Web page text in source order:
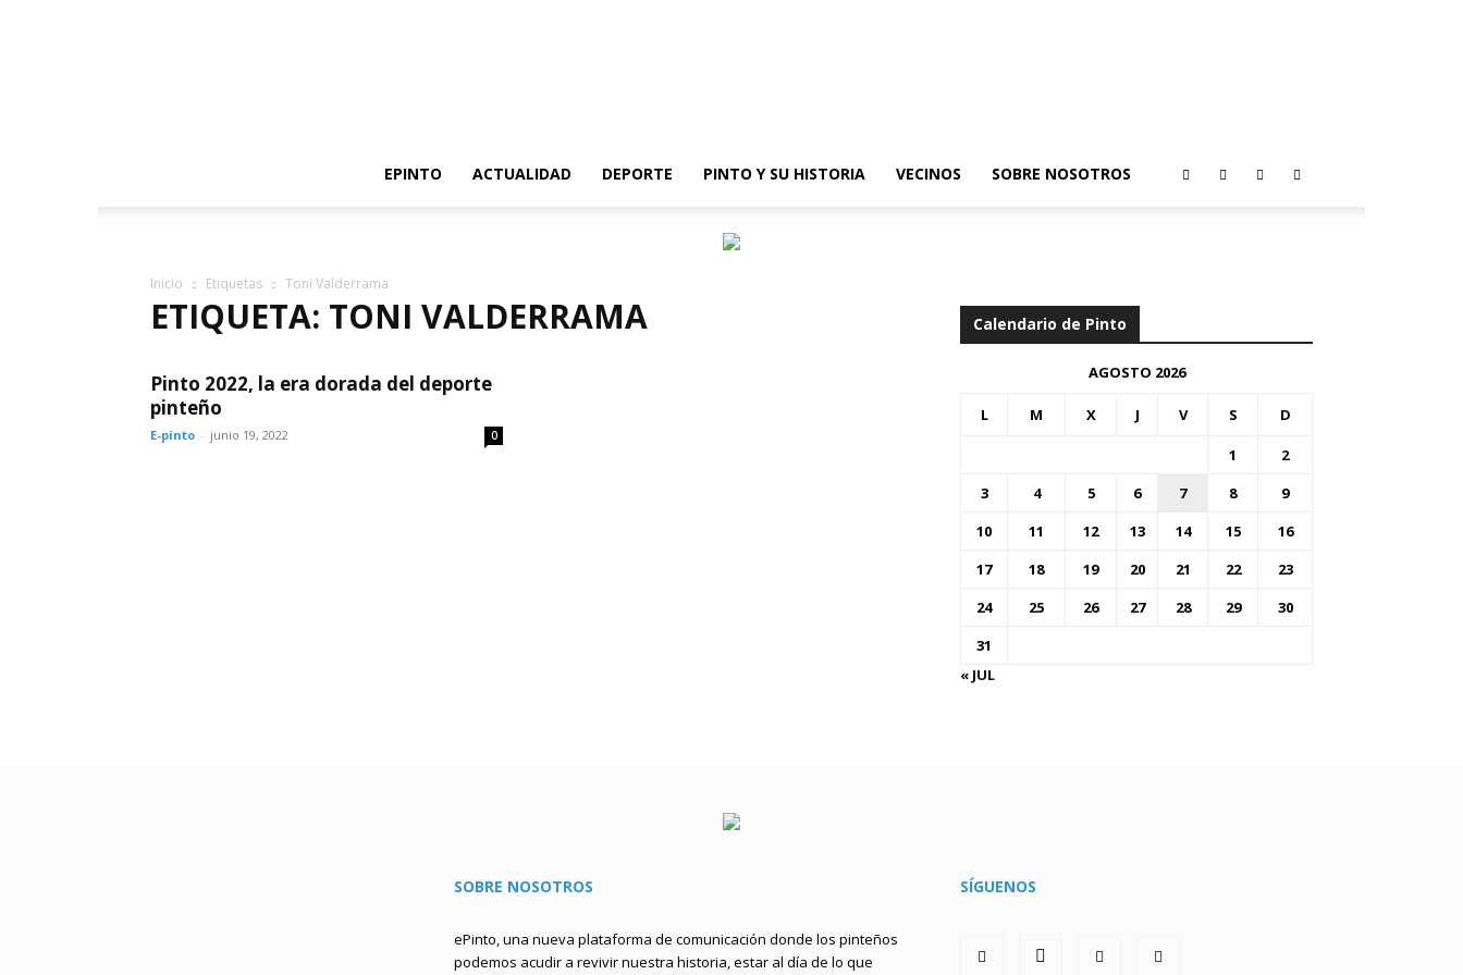
EPINTO
ACTUALIDAD DEPORTE PINTO Y SU HISTORIA VECINOS SOBRE NOSOTROS
Inicio Etiquetas Toni Valderrama
ETIQUETA: TONI VALDERRAMA
Pinto 2022, la era dorada del deporte
pinteño
E-pinto - junio 19, 2022 0
Calendario de Pinto
AGOSTO 2026
L M X J V S D
1
2
3
4 5 6 7 8
9
10
11 12 13 14 15
16
17
18 19 20 21 22
23
24
25 26 27 28 29
30
31
« JUL
SOBRE NOSOTROS
ePinto, una nueva plataforma de comunicación donde los pinteños
podemos acudir a revivir nuestra historia, estar al día de lo que
SÍGUENOS